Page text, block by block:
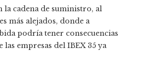
la cadena de suministro, al
más alejados, donde a
podría tener consecuencias
empresas del IBEX 35 ya